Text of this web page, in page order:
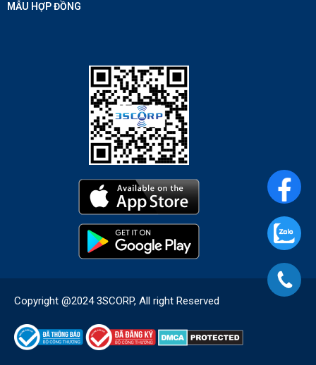
MẪU HỢP ĐỒNG
Copyright @2024 3SCORP, All right Reserved